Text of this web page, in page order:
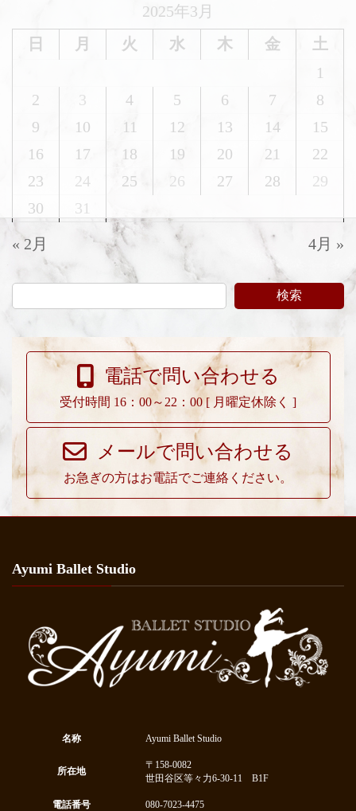
2025年3月
日
月 火 水 木 金
土
1
2
3 4 5 6 7
8
9
10 11 12 13 14
15
16
17 18 19 20 21
22
23
24 25 26 27 28
29
30
31
« 2月 4月 »
検索
電話で問い合わせる
受付時間 16：00～22：00 [ 月曜定休除く ]
メールで問い合わせる
お急ぎの方はお電話でご連絡ください。
Ayumi Ballet Studio
名称 Ayumi Ballet Studio
所在地
〒158-0082
世田谷区等々力6-30-11 B1F
電話番号 080-7023-4475